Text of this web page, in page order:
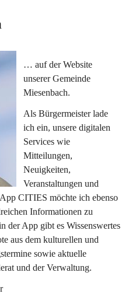
… auf der Website
unserer Gemeinde
Miesenbach.
Als Bürgermeister lade
ich ein, unsere digitalen
Services wie
Mitteilungen,
Neuigkeiten,
Veranstaltungen und
CITIES möchte ich ebenso
Informationen zu
der App gibt es Wissenswertes
aus dem kulturellen und
sowie aktuelle
und der Verwaltung.